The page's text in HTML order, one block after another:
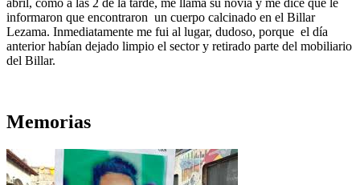
abril, como a las 2 de la tarde, me llama su novia y me dice que le
informaron que encontraron un cuerpo calcinado en el Billar
Lezama. Inmediatamente me fui al lugar, dudoso, porque el día
anterior habían dejado limpio el sector y retirado parte del mobiliario
del Billar.
Memorias